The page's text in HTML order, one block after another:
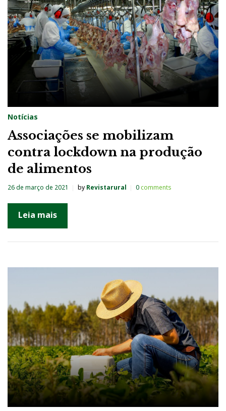
Notícias
Associações se mobilizam
contra lockdown na produção
de alimentos
26 de março de 2021 by Revistarural 0comments
Leia mais